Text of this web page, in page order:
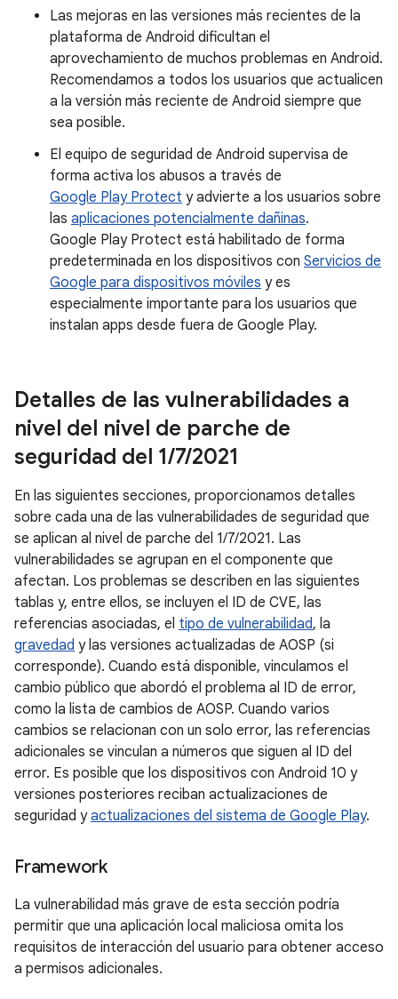
Las mejoras en las versiones más recientes de la
plataforma de Android dificultan el
aprovechamiento de muchos problemas en Android.
Recomendamos a todos los usuarios que actualicen
a la versión más reciente de Android siempre que
sea posible.
El equipo de seguridad de Android supervisa de
forma activa los abusos a través de
Google Play Protect y advierte a los usuarios sobre
las aplicaciones potencialmente dañinas.
Google Play Protect está habilitado de forma
predeterminada en los dispositivos con Servicios de
Google para dispositivos móviles y es
especialmente importante para los usuarios que
instalan apps desde fuera de Google Play.
Detalles de las vulnerabilidades a
nivel del nivel de parche de
seguridad del 1/7/2021
En las siguientes secciones, proporcionamos detalles
sobre cada una de las vulnerabilidades de seguridad que
se aplican al nivel de parche del 1/7/2021. Las
vulnerabilidades se agrupan en el componente que
afectan. Los problemas se describen en las siguientes
tablas y, entre ellos, se incluyen el ID de CVE, las
referencias asociadas, el tipo de vulnerabilidad, la
gravedad y las versiones actualizadas de AOSP (si
corresponde). Cuando está disponible, vinculamos el
cambio público que abordó el problema al ID de error,
como la lista de cambios de AOSP. Cuando varios
cambios se relacionan con un solo error, las referencias
adicionales se vinculan a números que siguen al ID del
error. Es posible que los dispositivos con Android 10 y
versiones posteriores reciban actualizaciones de
seguridad yactualizaciones del sistema de Google Play.
Framework
La vulnerabilidad más grave de esta sección podría
permitir que una aplicación local maliciosa omita los
requisitos de interacción del usuario para obtener acceso
a permisos adicionales.